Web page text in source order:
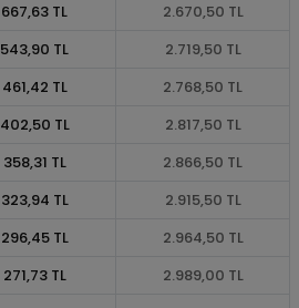
667,63 TL
2.670,50 TL
543,90 TL
2.719,50 TL
461,42 TL
2.768,50 TL
402,50 TL
2.817,50 TL
358,31 TL
2.866,50 TL
323,94 TL
2.915,50 TL
296,45 TL
2.964,50 TL
271,73 TL
2.989,00 TL